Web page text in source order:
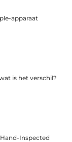
apparaat
is het verschil?
Inspected